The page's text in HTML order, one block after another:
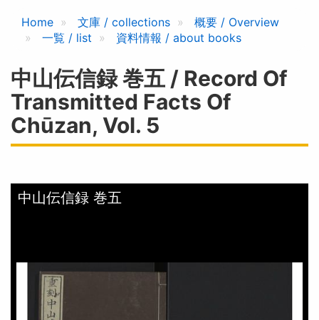
Home 文庫 / collections
概要 / Overview
一覧 / list
資料情報 / about books
中山伝信録 巻五 / Record Of
Transmitted Facts Of
Chūzan, Vol. 5